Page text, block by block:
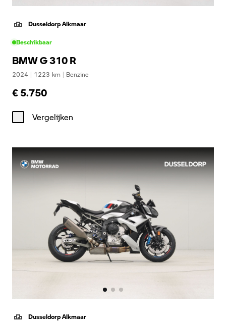
Dusseldorp Alkmaar
Beschikbaar
BMW G 310 R
2024 | 1223 km | Benzine
€ 5.750
Vergelijken
Dusseldorp Alkmaar